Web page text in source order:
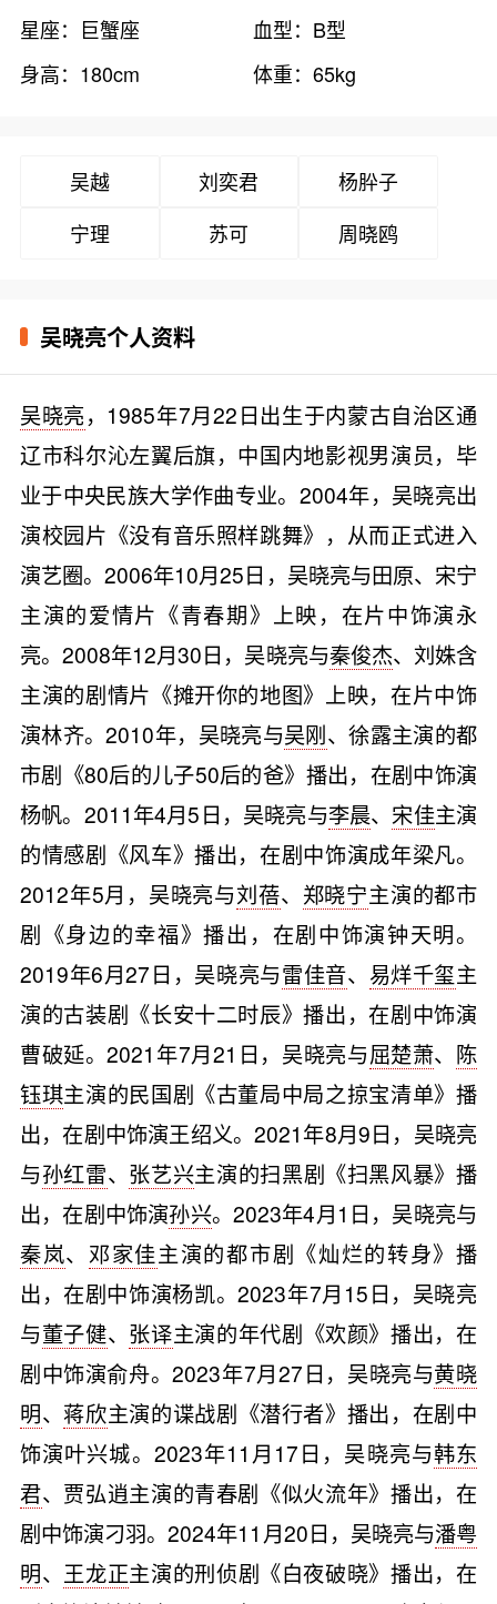
星座：巨蟹座
血型：B型
身高：180cm
体重：65kg
吴越 刘奕君
杨肸子
宁理
苏可 周晓鸥
吴晓亮个人资料
吴晓亮，1985年7月22日出生于内蒙古自治区通
辽市科尔沁左翼后旗，中国内地影视男演员，毕
业于中央民族大学作曲专业。2004年，吴晓亮出
演校园片《没有音乐照样跳舞》，从而正式进入
演艺圈。2006年10月25日，吴晓亮与田原、宋宁
主演的爱情片《青春期》上映，在片中饰演永
亮。2008年12月30日，吴晓亮与秦俊杰、刘姝含
主演的剧情片《摊开你的地图》上映，在片中饰
演林齐。2010年，吴晓亮与吴刚、徐露主演的都
市剧《80后的儿子50后的爸》播出，在剧中饰演
杨帆。2011年4月5日，吴晓亮与李晨、 宋佳主演
的情感剧《风车》播出，在剧中饰演成年梁凡。
2012年5月，吴晓亮与刘蓓、 郑晓宁主演的都市
剧《身边的幸福》播出，在剧中饰演钟天明。
2019年6月27日，吴晓亮与雷佳音、 易烊千玺主
演的古装剧《长安十二时辰》播出，在剧中饰演
曹破延。2021年7月21日，吴晓亮与屈楚萧、 陈
钰琪主演的民国剧《古董局中局之掠宝清单》播
出，在剧中饰演王绍义。2021年8月9日，吴晓亮
与孙红雷、 张艺兴主演的扫黑剧《扫黑风暴》播
出，在剧中饰演孙兴。2023年4月1日，吴晓亮与
秦岚、 邓家佳主演的都市剧《灿烂的转身》播
出，在剧中饰演杨凯。2023年7月15日，吴晓亮
与董子健、 张译主演的年代剧《欢颜》播出，在
剧中饰演俞舟。2023年7月27日，吴晓亮与黄晓
明、蒋欣主演的谍战剧《潜行者》播出，在剧中
饰演叶兴城。2023年11月17日，吴晓亮与韩东
君、贾弘逍主演的青春剧《似火流年》播出，在
剧中饰演刁羽。2024年11月20日，吴晓亮与潘粤
明、 王龙正主演的刑侦剧《白夜破晓》播出，在